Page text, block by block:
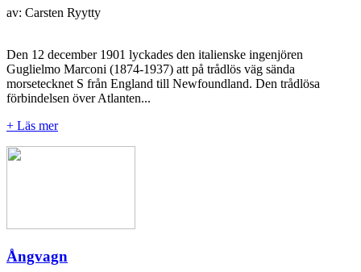
av: Carsten Ryytty
Den 12 december 1901 lyckades den italienske ingenjören
Guglielmo Marconi (1874-1937) att på trådlös väg sända
morsetecknet S från England till Newfoundland. Den trådlösa
förbindelsen över Atlanten...
+ Läs mer
Ångvagn